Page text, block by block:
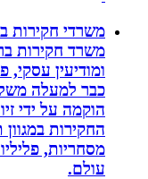
משרדי חקירות
משרד חקירות
ומודיעין עסקי,
כבר למעלה משלושה
הוקמה על ידי זיוה
החקירות במגוון
מסחריות, פליליות,
עולם.